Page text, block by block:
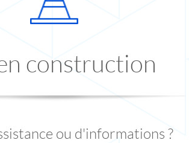
construction
ou d'informations ?